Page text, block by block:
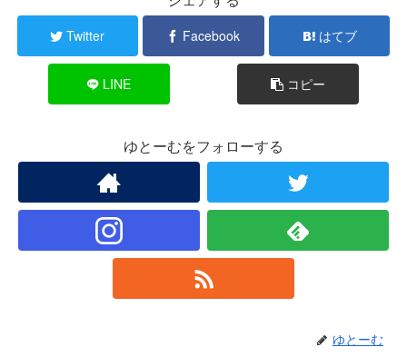
Twitter Facebook はてブ
LINE コピー
ゆとーむをフォローする
ゆとーむ